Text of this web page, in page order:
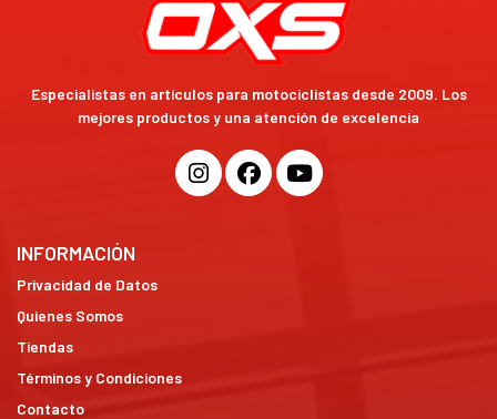
Especialistas en artículos para motociclistas desde 2009. Los
mejores productos y una atención de excelencia
INFORMACIÓN
Privacidad de Datos
Quienes Somos
Tiendas
Términos y Condiciones
Contacto